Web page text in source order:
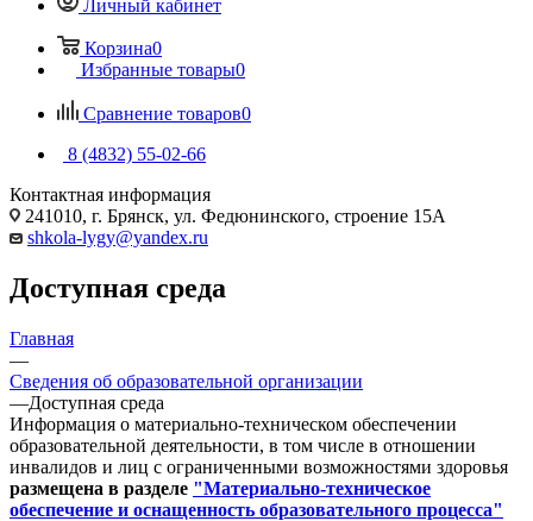
Личный кабинет
Корзина0
Избранные товары0
Сравнение товаров0
8 (4832) 55-02-66
Контактная информация
241010, г. Брянск, ул. Федюнинского, строение 15А
shkola-lygy@yandex.ru
Доступная среда
Главная
—
Сведения об образовательной организации
—Доступная среда
Информация о материально-техническом обеспечении
образовательной деятельности, в том числе в отношении
инвалидов и лиц с ограниченными возможностями здоровья
размещена в разделе "Материально-техническое
обеспечение и оснащенность образовательного процесса"